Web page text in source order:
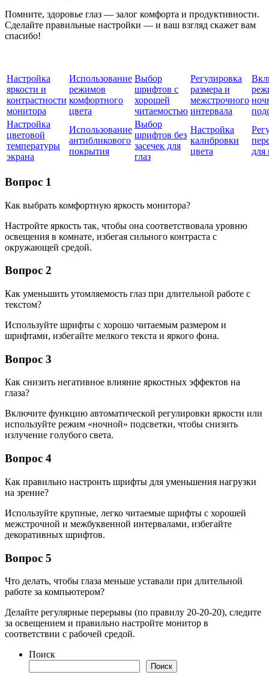
Помните, здоровье глаз — залог комфорта и продуктивности.
Сделайте правильные настройки — и ваш взгляд скажет вам
спасибо!
Настройка
яркости и
контрастности
монитора
Использование
режимов
комфортного
цвета
Выбор
шрифтов с
хорошей
читаемостью
Регулировка
размера и
межстрочного
интервала
Настройка
цветовой
температуры
экрана
Использование
антибликового
покрытия
Выбор
шрифтов без
засечек для
глаз
Настройка
калибровки
цвета
для
Вопрос 1
Как выбрать комфортную яркость монитора?
Настройте яркость так, чтобы она соответствовала уровню
освещения в комнате, избегая сильного контраста с
окружающей средой.
Вопрос 2
Как уменьшить утомляемость глаз при длительной работе с
текстом?
Используйте шрифты с хорошо читаемым размером и
шрифтами, избегайте мелкого текста и яркого фона.
Вопрос 3
Как снизить негативное влияние яркостных эффектов на
глаза?
Включите функцию автоматической регулировки яркости или
используйте режим «ночной» подсветки, чтобы снизить
излучение голубого света.
Вопрос 4
Как правильно настроить шрифты для уменьшения нагрузки
на зрение?
Используйте крупные, легко читаемые шрифты с хорошей
межстрочной и межбуквенной интервалами, избегайте
декоративных шрифтов.
Вопрос 5
Что делать, чтобы глаза меньше уставали при длительной
работе за компьютером?
Делайте регулярные перерывы (по правилу 20-20-20), следите
за освещением и правильно настройте монитор в
соответствии с рабочей средой.
Поиск
Поиск